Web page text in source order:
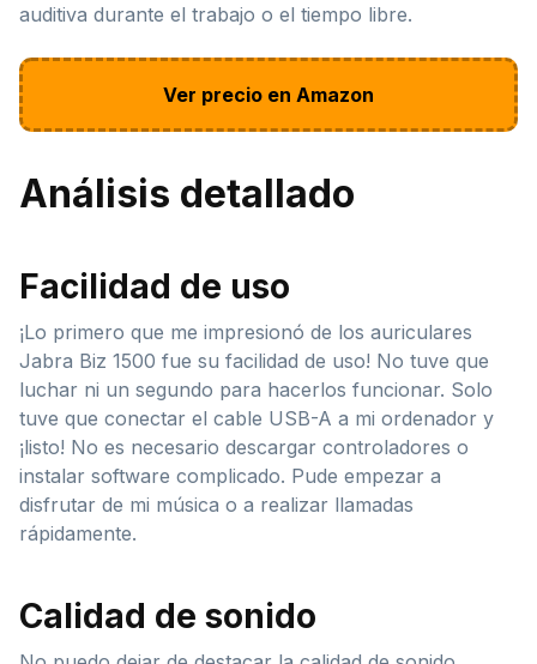
auditiva durante el trabajo o el tiempo libre.
Ver precio en Amazon
Análisis detallado
Facilidad de uso
¡Lo primero que me impresionó de los auriculares
Jabra Biz 1500 fue su facilidad de uso! No tuve que
luchar ni un segundo para hacerlos funcionar. Solo
tuve que conectar el cable USB-A a mi ordenador y
¡listo! No es necesario descargar controladores o
instalar software complicado. Pude empezar a
disfrutar de mi música o a realizar llamadas
rápidamente.
Calidad de sonido